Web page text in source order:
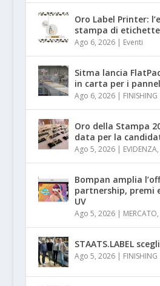
Oro Label Printer:
stampa di
Ago 6, 2026| Eventi
Sitma lancia
in carta per i
Ago 6, 2026| FINISHING
Oro della Stampa
data per la
Ago 5, 2026| EVIDENZA,
Bompan amplia
partnership, premi
UV
Ago 5, 2026| MERCATO,
STAATS.LABEL
Ago 5, 2026| FINISHING